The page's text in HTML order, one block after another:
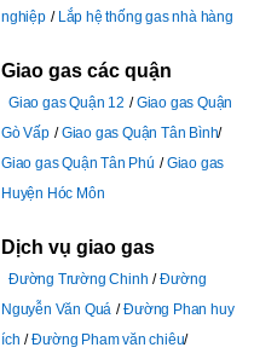
nghiệp
Lắp hệ thống gas nhà hàng
Giao gas các quận
Giao gas Quận 12
Giao gas Quận
Gò Vấp
Giao gas Quận Tân Bình
Giao gas Quận Tân Phú
Giao gas
Huyện Hóc Môn
Dịch vụ giao gas
Đường Trường Chinh
Đường
Nguyễn Văn Quá
Đường Phan huy
ích
Đường Pham văn chiêu